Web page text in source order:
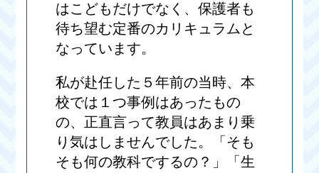
はこどもだけでなく、保護者も
待ち望む定番のカリキュラムと
なっています。
私が赴任した５年前の当時、本
校では１つ事例はあったもの
の、正直言って教員はあまり乗
り気はしませんでした。「そも
そも何の教科でするの？」「生